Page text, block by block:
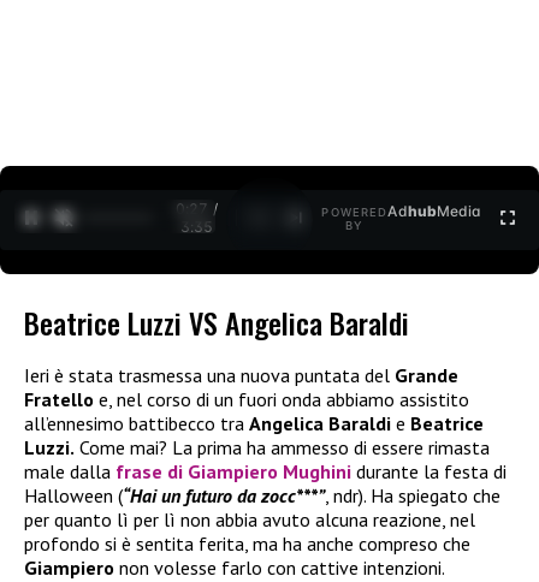
0:28 /
3:35
POWERED
BY
AdhubMedia
Beatrice Luzzi VS Angelica Baraldi
Ieri è stata trasmessa una nuova puntata del Grande
Fratello e, nel corso di un fuori onda abbiamo assistito
all’ennesimo battibecco tra Angelica Baraldi e Beatrice
Luzzi. Come mai? La prima ha ammesso di essere rimasta
male dalla frase di Giampiero Mughini durante la festa di
Halloween (“Hai un futuro da zocc***”, ndr). Ha spiegato che
per quanto lì per lì non abbia avuto alcuna reazione, nel
profondo si è sentita ferita, ma ha anche compreso che
Giampiero non volesse farlo con cattive intenzioni.